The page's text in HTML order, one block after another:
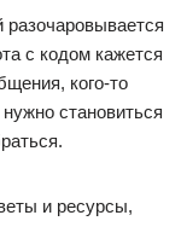
с кодом кажется
кого-то
становиться